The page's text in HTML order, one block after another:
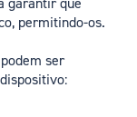
permitindo-os.
ser